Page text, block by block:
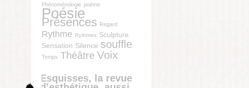
Phénoménologie poème
Poésie
Présences Regard
Rythme Rythmes Sculpture
Sensation Silence souffle
Temps Théâtre Voix
Esquisses, la revue